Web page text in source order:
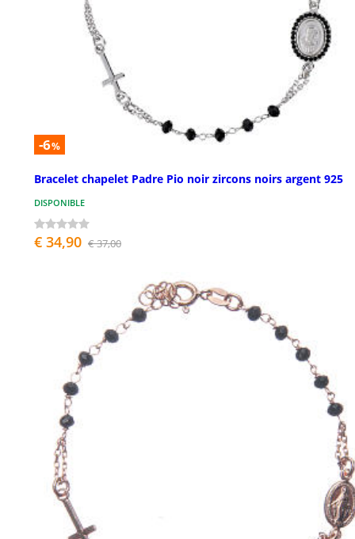
-6%
Bracelet chapelet Padre Pio noir zircons noirs argent 925
DISPONIBLE
€ 34,90 € 37,00